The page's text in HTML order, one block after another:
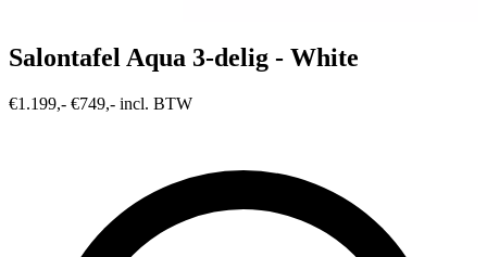
Salontafel Aqua 3-delig - White
€1.199,- €749,- incl. BTW